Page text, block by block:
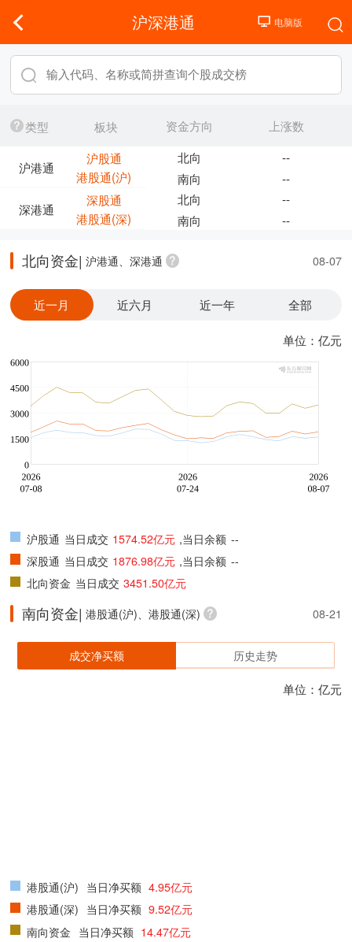
沪深港通
类型 板块
沪港通
沪股通
港股通(沪)
深港通
深股通
港股通(深)
资金方向
上涨数
北向
--
南向
--
北向
--
南向
--
北向资金| 沪港通、深港通 08-07
近一月 近六月 近一年 全部
单位：亿元
沪股通 当日成交 1574.52亿元 ,当日余额 --
深股通 当日成交 1876.98亿元 ,当日余额 --
北向资金 当日成交 3451.50亿元
南向资金| 港股通(沪)、港股通(深) 08-21
成交净买额 历史走势
单位：亿元
港股通(沪) 当日净买额 4.95亿元
港股通(深) 当日净买额 9.52亿元
南向资金 当日净买额 14.47亿元